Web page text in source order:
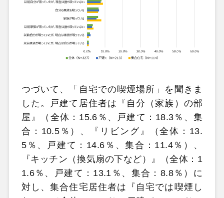
つづいて、「自宅での喫煙場所」を聞きま
した。戸建て居住者は『自分（家族）の部
屋』（全体：15.6％、戸建て：18.3％、集
合：10.5％）、『リビング』（全体：13.
5％、戸建て：14.6％、集合：11.4％）、
『キッチン（換気扇の下など）』（全体：1
1.6％、戸建て：13.1％、集合：8.8％）に
対し、集合住宅居住者は『自宅では喫煙し